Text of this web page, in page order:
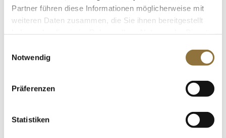
Partner führen diese Informationen möglicherweise mit
weiteren Daten zusammen, die Sie ihnen bereitgestellt
Notwendig
Präferenzen
Statistiken
trocken, 12,5 % vol., Von Winning, 750
ml
€ 27,30
St.